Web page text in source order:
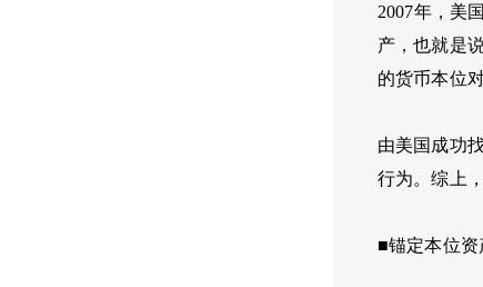
2007年，美
产，也就是
的货币本位对
由美国成功
行为。综上
■锚定本位